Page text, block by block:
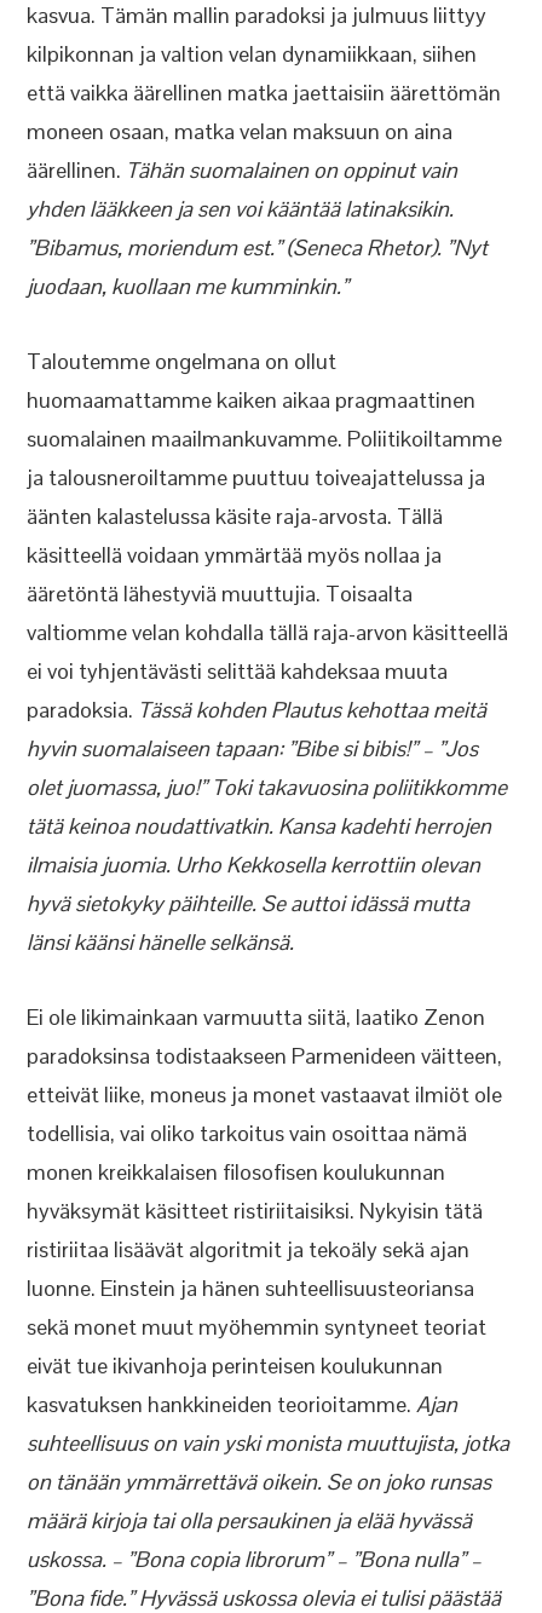
kasvua. Tämän mallin paradoksi ja julmuus liittyy
kilpikonnan ja valtion velan dynamiikkaan, siihen
että vaikka äärellinen matka jaettaisiin äärettömän
moneen osaan, matka velan maksuun on aina
äärellinen. Tähän suomalainen on oppinut vain
yhden lääkkeen ja sen voi kääntää latinaksikin.
”Bibamus, moriendum est.” (Seneca Rhetor). ”Nyt
juodaan, kuollaan me kumminkin.”
Taloutemme ongelmana on ollut
huomaamattamme kaiken aikaa pragmaattinen
suomalainen maailmankuvamme. Poliitikoiltamme
ja talousneroiltamme puuttuu toiveajattelussa ja
äänten kalastelussa käsite raja-arvosta. Tällä
käsitteellä voidaan ymmärtää myös nollaa ja
ääretöntä lähestyviä muuttujia. Toisaalta
valtiomme velan kohdalla tällä raja-arvon käsitteellä
ei voi tyhjentävästi selittää kahdeksaa muuta
paradoksia. Tässä kohden Plautus kehottaa meitä
hyvin suomalaiseen tapaan: ”Bibe si bibis!” – ”Jos
olet juomassa, juo!” Toki takavuosina poliitikkomme
tätä keinoa noudattivatkin. Kansa kadehti herrojen
ilmaisia juomia. Urho Kekkosella kerrottiin olevan
hyvä sietokyky päihteille. Se auttoi idässä mutta
länsi käänsi hänelle selkänsä.
Ei ole likimainkaan varmuutta siitä, laatiko Zenon
paradoksinsa todistaakseen Parmenideen väitteen,
etteivät liike, moneus ja monet vastaavat ilmiöt ole
todellisia, vai oliko tarkoitus vain osoittaa nämä
monen kreikkalaisen filosofisen koulukunnan
hyväksymät käsitteet ristiriitaisiksi. Nykyisin tätä
ristiriitaa lisäävät algoritmit ja tekoäly sekä ajan
luonne. Einstein ja hänen suhteellisuusteoriansa
sekä monet muut myöhemmin syntyneet teoriat
eivät tue ikivanhoja perinteisen koulukunnan
kasvatuksen hankkineiden teorioitamme.Ajan
suhteellisuus on vain yski monista muuttujista, jotka
on tänään ymmärrettävä oikein. Se on joko runsas
määrä kirjoja tai olla persaukinen ja elää hyvässä
uskossa. – ”Bona copia librorum” – ”Bona nulla” –
”Bona fide.” Hyvässä uskossa olevia ei tulisi päästää